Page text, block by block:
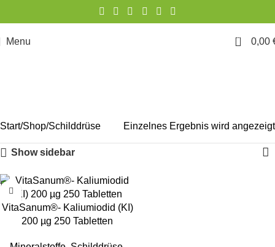
Menu 0 0,00
Start Shop Schilddrüse Einzelnes Ergebnis wird angezeigt
Show sidebar
VitaSanum®- Kaliumiodid (KI)
200 µg 250 Tabletten